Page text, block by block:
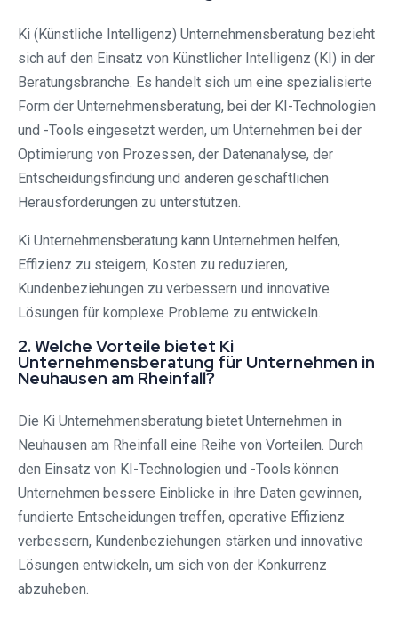
Ki (Künstliche Intelligenz) Unternehmensberatung bezieht
sich auf den Einsatz von Künstlicher Intelligenz (KI) in der
Beratungsbranche. Es handelt sich um eine spezialisierte
Form der Unternehmensberatung, bei der KI-Technologien
und -Tools eingesetzt werden, um Unternehmen bei der
Optimierung von Prozessen, der Datenanalyse, der
Entscheidungsfindung und anderen geschäftlichen
Herausforderungen zu unterstützen.
Ki Unternehmensberatung kann Unternehmen helfen,
Effizienz zu steigern, Kosten zu reduzieren,
Kundenbeziehungen zu verbessern und innovative
Lösungen für komplexe Probleme zu entwickeln.
2. Welche Vorteile bietet Ki
Unternehmensberatung für Unternehmen in
Neuhausen am Rheinfall?
Die Ki Unternehmensberatung bietet Unternehmen in
Neuhausen am Rheinfall eine Reihe von Vorteilen. Durch
den Einsatz von KI-Technologien und -Tools können
Unternehmen bessere Einblicke in ihre Daten gewinnen,
fundierte Entscheidungen treffen, operative Effizienz
verbessern, Kundenbeziehungen stärken und innovative
Lösungen entwickeln, um sich von der Konkurrenz
abzuheben.